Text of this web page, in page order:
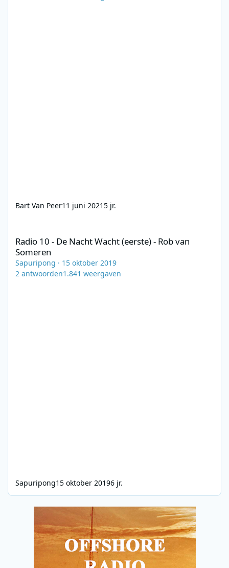
Bart Van Peer11 juni 20215 jr.
Radio 10 - De Nacht Wacht (eerste) - Rob van
Someren
Sapuripong · 15 oktober 2019
2 antwoorden1.841 weergaven
Sapuripong15 oktober 20196 jr.